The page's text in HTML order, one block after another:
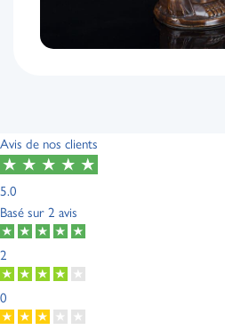
Avis de nos clients
5.0
Basé sur 2 avis
2
0